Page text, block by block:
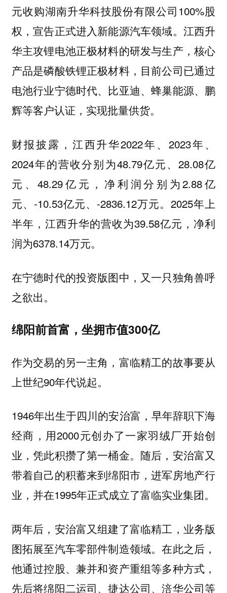
元收购湖南升华科技股份有限公司100%股
权，宣告正式进入新能源汽车领域。江西升
华主攻锂电池正极材料的研发与生产，核心
产品是磷酸铁锂正极材料，目前公司已通过
电池行业宁德时代、比亚迪、蜂巢能源、鹏
辉等客户认证，实现批量供货。
财报披露，江西升华2022年、2023年、
2024年的营收分别为48.79亿元、28.08亿
元、48.29亿元，净利润分别为2.88亿
元、-10.53亿元、-2836.12万元。2025年上
半年，江西升华的营收为39.58亿元，净利
润为6378.14万元。
在宁德时代的投资版图中，又一只独角兽呼
之欲出。
绵阳前首富，坐拥市值300亿
作为交易的另一主角，富临精工的故事要从
上世纪90年代说起。
1946年出生于四川的安治富，早年辞职下海
经商，用2000元创办了一家羽绒厂开始创
业，凭此积攒了第一桶金。随后，安治富又
带着自己的积蓄来到绵阳市，进军房地产行
业，并在1995年正式成立了富临实业集团。
两年后，安治富又组建了富临精工，业务版
图拓展至汽车零部件制造领域。在此之后，
他通过控股、兼并和资产重组等多种方式，
先后将绵阳二运司、捷达公司、涪华公司等